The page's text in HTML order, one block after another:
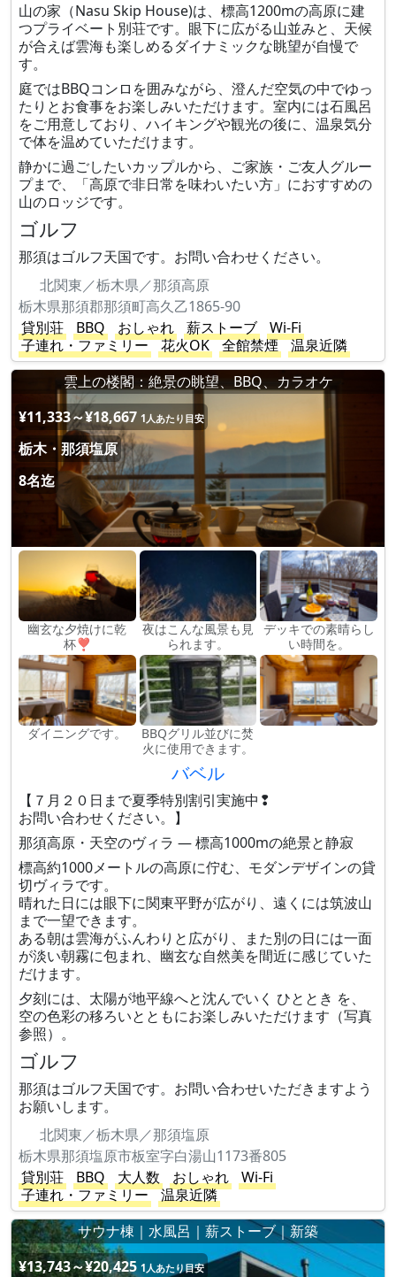
山の家（Nasu Skip House)は、標高1200mの高原に建
つプライベート別荘です。眼下に広がる山並みと、天候
が合えば雲海も楽しめるダイナミックな眺望が自慢で
す。
庭ではBBQコンロを囲みながら、澄んだ空気の中でゆっ
たりとお食事をお楽しみいただけます。室内には石風呂
をご用意しており、ハイキングや観光の後に、温泉気分
で体を温めていただけます。
静かに過ごしたいカップルから、ご家族・ご友人グルー
プまで、「高原で非日常を味わいたい方」におすすめの
山のロッジです。
ゴルフ
那須はゴルフ天国です。お問い合わせください。
北関東／栃木県／那須高原
栃木県那須郡那須町高久乙1865-90
貸別荘
BBQ おしゃれ 薪ストーブ
Wi-Fi
子連れ・ファミリー
花火OK 全館禁煙
温泉近隣
雲上の楼閣：絶景の眺望、BBQ、カラオケ
¥11,333～¥18,667 1人あたり目安
栃木・那須塩原
8名迄
幽玄な夕焼けに乾
杯❣
夜はこんな風景も見
られます。
デッキでの素晴らし
い時間を。
ダイニングです。
BBQグリル並びに焚
火に使用できます。
バベル
【７月２０日まで夏季特別割引実施中❢
お問い合わせください。】
那須高原・天空のヴィラ — 標高1000mの絶景と静寂
標高約1000メートルの高原に佇む、モダンデザインの貸
切ヴィラです。
晴れた日には眼下に関東平野が広がり、遠くには筑波山
まで一望できます。
ある朝は雲海がふんわりと広がり、また別の日には一面
が淡い朝霧に包まれ、幽玄な自然美を間近に感じていた
だけます。
夕刻には、太陽が地平線へと沈んでいく ひととき を、
空の色彩の移ろいとともにお楽しみいただけます（写真
参照）。
ゴルフ
那須はゴルフ天国です。お問い合わせいただきますよう
お願いします。
北関東／栃木県／那須塩原
栃木県那須塩原市板室字白湯山1173番805
貸別荘
BBQ 大人数 おしゃれ
Wi-Fi
子連れ・ファミリー
温泉近隣
サウナ棟｜水風呂｜薪ストーブ｜新築
¥13,743～¥20,425 1人あたり目安